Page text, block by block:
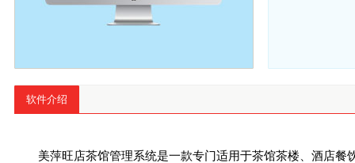
软件介绍
美萍旺店茶馆管理系统是一款专门适用于茶馆茶楼、酒店